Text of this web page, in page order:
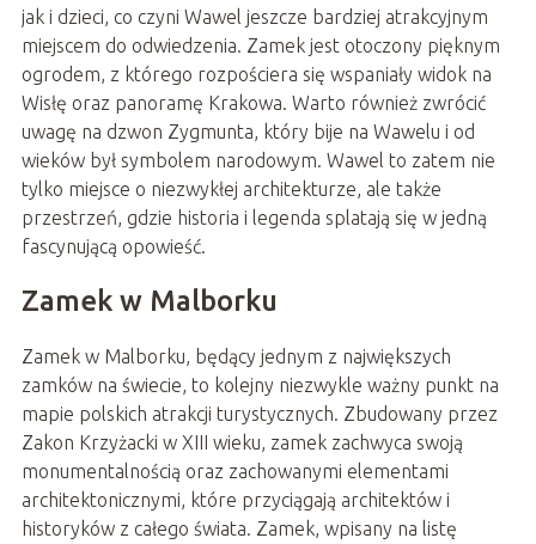
jak i dzieci, co czyni Wawel jeszcze bardziej atrakcyjnym
miejscem do odwiedzenia. Zamek jest otoczony pięknym
ogrodem, z którego rozpościera się wspaniały widok na
Wisłę oraz panoramę Krakowa. Warto również zwrócić
uwagę na dzwon Zygmunta, który bije na Wawelu i od
wieków był symbolem narodowym. Wawel to zatem nie
tylko miejsce o niezwykłej architekturze, ale także
przestrzeń, gdzie historia i legenda splatają się w jedną
fascynującą opowieść.
Zamek w Malborku
Zamek w Malborku, będący jednym z największych
zamków na świecie, to kolejny niezwykle ważny punkt na
mapie polskich atrakcji turystycznych. Zbudowany przez
Zakon Krzyżacki w XIII wieku, zamek zachwyca swoją
monumentalnością oraz zachowanymi elementami
architektonicznymi, które przyciągają architektów i
historyków z całego świata. Zamek, wpisany na listę